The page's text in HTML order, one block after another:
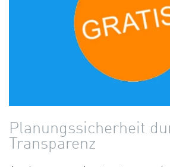
Planungssicherheit
Transparenz